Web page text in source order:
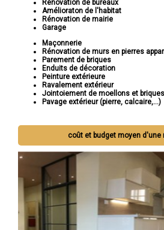
Rénovation de bureaux
Amélioraton de l'habitat
Rénovation de mairie
Garage
Maçonnerie
Rénovation de murs en pierres
Parement de briques
Enduits de décoration
Peinture extérieure
Ravalement extérieur
Jointoiement de moellons et briques
Pavage extérieur (pierre, calcaire,...)
coût et budget moyen d'une